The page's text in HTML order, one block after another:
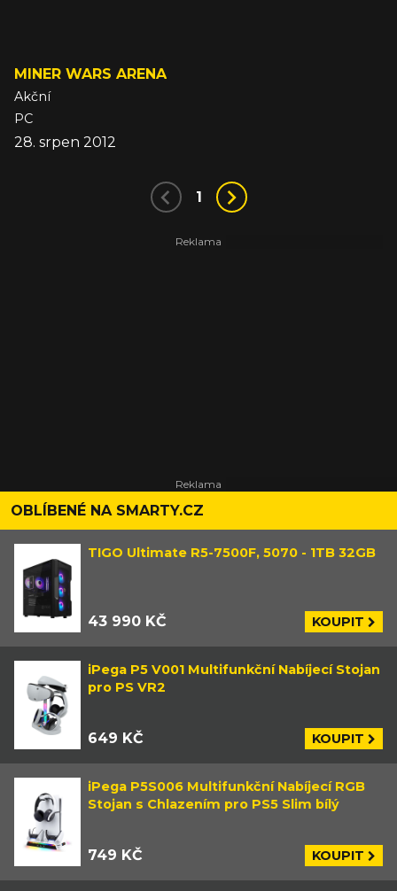
MINER WARS ARENA
Akční
PC
28. srpen 2012
1
OBLÍBENÉ NA SMARTY.CZ
TIGO Ultimate R5-7500F, 5070 - 1TB 32GB
43 990 KČ KOUPIT
iPega P5 V001 Multifunkční Nabíjecí Stojan
pro PS VR2
649 KČ KOUPIT
iPega P5S006 Multifunkční Nabíjecí RGB
Stojan s Chlazením pro PS5 Slim bílý
749 KČ KOUPIT